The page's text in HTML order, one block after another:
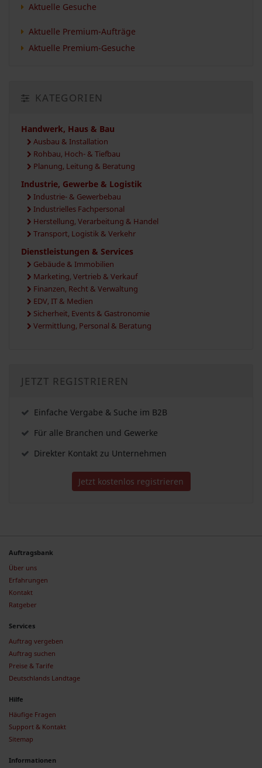
Aktuelle Gesuche
Aktuelle Premium-Aufträge
Aktuelle Premium-Gesuche
KATEGORIEN
Handwerk, Haus & Bau
Ausbau & Installation
Rohbau, Hoch- & Tiefbau
Planung, Leitung & Beratung
Industrie, Gewerbe & Logistik
Industrie- & Gewerbebau
Industrielles Fachpersonal
Herstellung, Verarbeitung & Handel
Transport, Logistik & Verkehr
Dienstleistungen & Services
Gebäude & Immobilien
Marketing, Vertrieb & Verkauf
Finanzen, Recht & Verwaltung
EDV, IT & Medien
Sicherheit, Events & Gastronomie
Vermittlung, Personal & Beratung
JETZT REGISTRIEREN
Einfache Vergabe & Suche im B2B
Für alle Branchen und Gewerke
Direkter Kontakt zu Unternehmen
Jetzt kostenlos registrieren
Auftragsbank
Über uns
Erfahrungen
Kontakt
Ratgeber
Services
Auftrag vergeben
Auftrag suchen
Preise & Tarife
Deutschlands Landtage
Hilfe
Häufige Fragen
Support & Kontakt
Sitemap
Informationen